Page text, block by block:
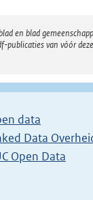
en blad
van vóór
data
Data
Open Data